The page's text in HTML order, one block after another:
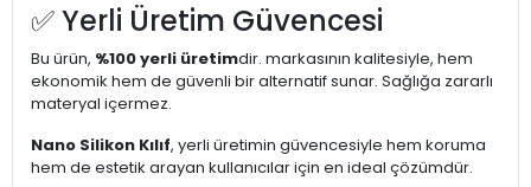
✅ Yerli Üretim Güvencesi
Bu ürün, %100 yerli üretimdir. markasının kalitesiyle, hem
ekonomik hem de güvenli bir alternatif sunar. Sağlığa zararlı
materyal içermez.
Nano Silikon Kılıf, yerli üretimin güvencesiyle hem koruma
hem de estetik arayan kullanıcılar için en ideal çözümdür.